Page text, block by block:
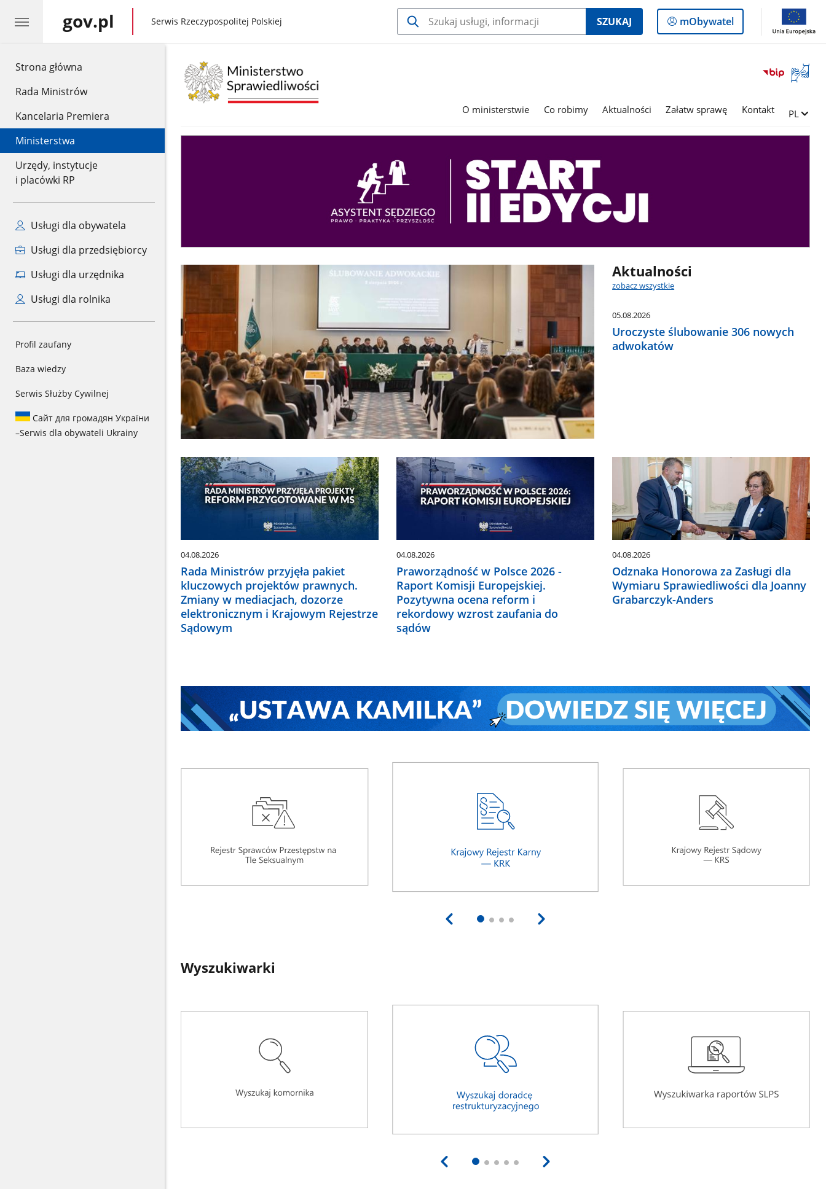
Strona główna
Rada Ministrów
Kancelaria Premiera
Ministerstwa
Urzędy, instytucje
i placówki RP
Usługi dla obywatela
Usługi dla przedsiębiorcy
Usługi dla urzędnika
Usługi dla rolnika
Profil zaufany
Baza wiedzy
Serwis Służby Cywilnej
Сайт для громадян України
–Serwis dla obywateli Ukrainy
gov.pl gov.pl
Serwis Rzeczypospolitej Polskiej SZUKAJ
Logowanie
do
mObywatel
Otwórz
okno
języka
O ministerstwie Co robimy Aktualności Załatw sprawę Kontakt Zmień
PL
Aktualności
zobacz wszystkie
05.08.2026
Uroczyste ślubowanie 306 nowych
adwokatów
04.08.2026
Rada Ministrów przyjęła pakiet
kluczowych projektów prawnych.
Zmiany w mediacjach, dozorze
elektronicznym i Krajowym Rejestrze
Sądowym
04.08.2026
Praworządność w Polsce 2026 -
Raport Komisji Europejskiej.
Pozytywna ocena reform i
rekordowy wzrost zaufania do
sądów
04.08.2026
Odznaka Honorowa za Zasługi dla
Wymiaru Sprawiedliwości dla Joanny
Grabarczyk-Anders
Wyszukiwarki